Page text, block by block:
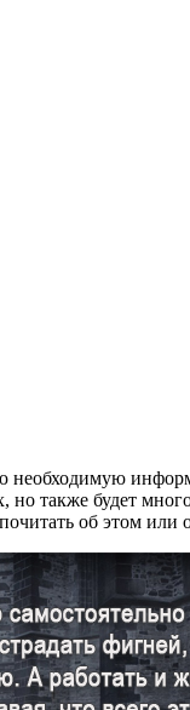
необходимую
но также будет
об этом или